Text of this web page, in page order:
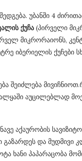
უბანში 4
ქუჩა (პირველი
მიკრორაიონს,
იბერიელის ქუჩები
შეიძლება
აუცილებლად
აქაურობის
გაზარდეს და
ხანი პაპარაცობა